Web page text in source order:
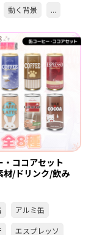
動く背景 ...
・ココアセット
/ドリンク/飲み
アルミ缶
エスプレッソ